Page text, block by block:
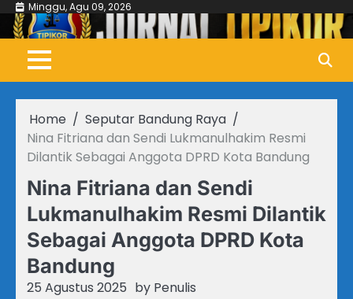
Skip
content
Minggu, Agu 09, 2026
Home
Seputar Bandung Raya
Nina Fitriana dan Sendi Lukmanulhakim Resmi
Dilantik Sebagai Anggota DPRD Kota Bandung
Nina Fitriana dan Sendi
Lukmanulhakim Resmi Dilantik
Sebagai Anggota DPRD Kota
Bandung
25 Agustus 2025 by Penulis